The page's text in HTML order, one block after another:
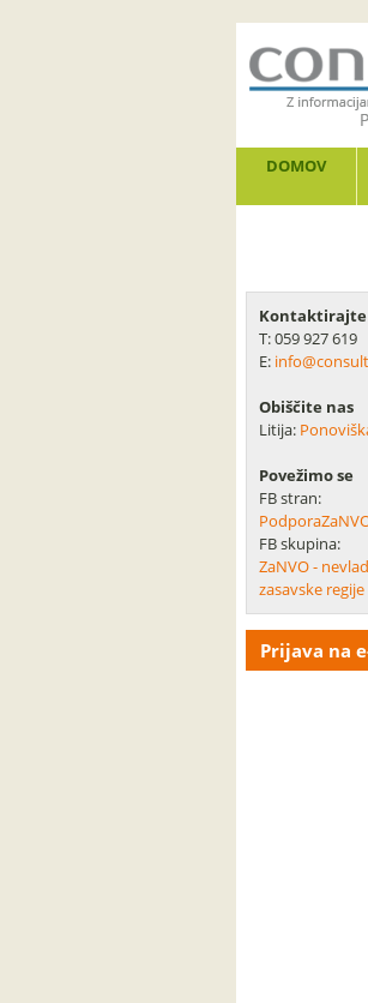
DOMOV
Kontaktirajte
T: 059 927 619
E:
Obiščite nas
Litija:
Povežimo se
FB stran:
FB skupina:
ZaNVO -
zasavske regije
Prijava na